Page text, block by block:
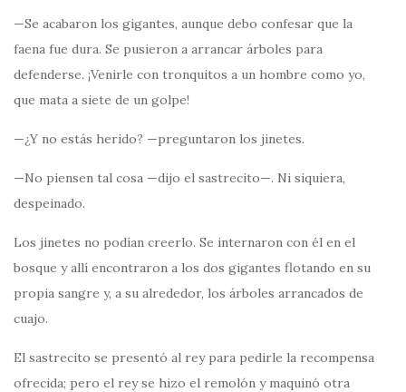
—Se acabaron los gigantes, aunque debo confesar que la
faena fue dura. Se pusieron a arrancar árboles para
defenderse. ¡Venirle con tronquitos a un hombre como yo,
que mata a siete de un golpe!
—¿Y no estás herido? —preguntaron los jinetes.
—No piensen tal cosa —dijo el sastrecito—. Ni siquiera,
despeinado.
Los jinetes no podían creerlo. Se internaron con él en el
bosque y allí encontraron a los dos gigantes flotando en su
propia sangre y, a su alrededor, los árboles arrancados de
cuajo.
El sastrecito se presentó al rey para pedirle la recompensa
ofrecida; pero el rey se hizo el remolón y maquinó otra